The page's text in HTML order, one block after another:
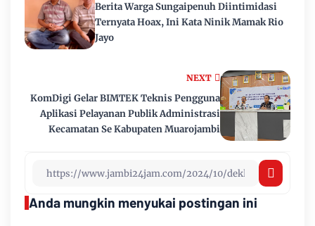
NEXT
KomDigi Gelar BIMTEK Teknis Pengguna
Aplikasi Pelayanan Publik Administrasi
Kecamatan Se Kabupaten Muarojambi
Berita Warga Sungaipenuh Diintimidasi
Ternyata Hoax, Ini Kata Ninik Mamak Rio
Jayo
Anda mungkin menyukai postingan ini